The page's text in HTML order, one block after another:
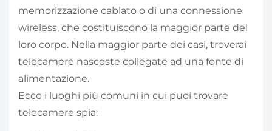
memorizzazione cablato o di una connessione
wireless, che costituiscono la maggior parte del
loro corpo. Nella maggior parte dei casi, troverai
telecamere nascoste collegate ad una fonte di
alimentazione.
Ecco i luoghi più comuni in cui puoi trovare
telecamere spia: